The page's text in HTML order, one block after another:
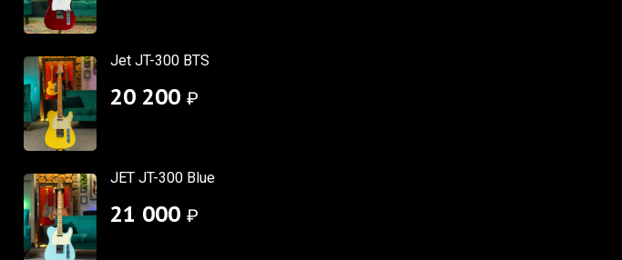
Jet JT-300 BTS
20 200 ₽
JET JT-300 Blue
21 000 ₽